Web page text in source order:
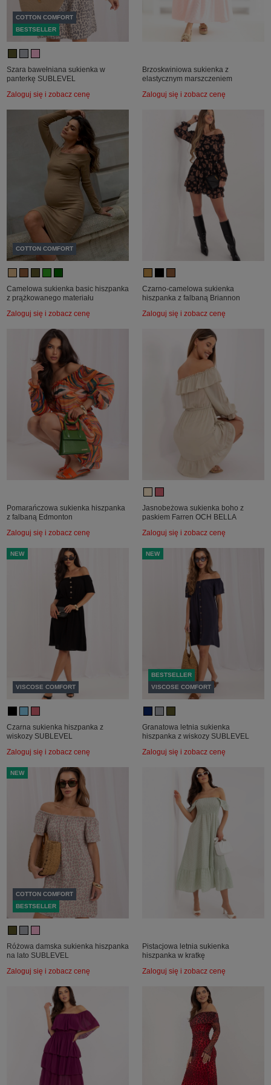
COTTON COMFORT
BESTSELLER
Szara bawełniana sukienka w
panterkę SUBLEVEL
Zaloguj się i zobacz cenę
Brzoskwiniowa sukienka z
elastycznym marszczeniem
Zaloguj się i zobacz cenę
COTTON COMFORT
Camelowa sukienka basic hiszpanka
z prążkowanego materiału
Zaloguj się i zobacz cenę
Czarno-camelowa sukienka
hiszpanka z falbaną Briannon
Zaloguj się i zobacz cenę
Pomarańczowa sukienka hiszpanka
z falbaną Edmonton
Zaloguj się i zobacz cenę
Jasnobeżowa sukienka boho z
paskiem Farren OCH BELLA
Zaloguj się i zobacz cenę
NEW
VISCOSE COMFORT
Czarna sukienka hiszpanka z
wiskozy SUBLEVEL
Zaloguj się i zobacz cenę
NEW
BESTSELLER
VISCOSE COMFORT
Granatowa letnia sukienka
hiszpanka z wiskozy SUBLEVEL
Zaloguj się i zobacz cenę
NEW
COTTON COMFORT
BESTSELLER
Różowa damska sukienka hiszpanka
na lato SUBLEVEL
Zaloguj się i zobacz cenę
Pistacjowa letnia sukienka
hiszpanka w kratkę
Zaloguj się i zobacz cenę